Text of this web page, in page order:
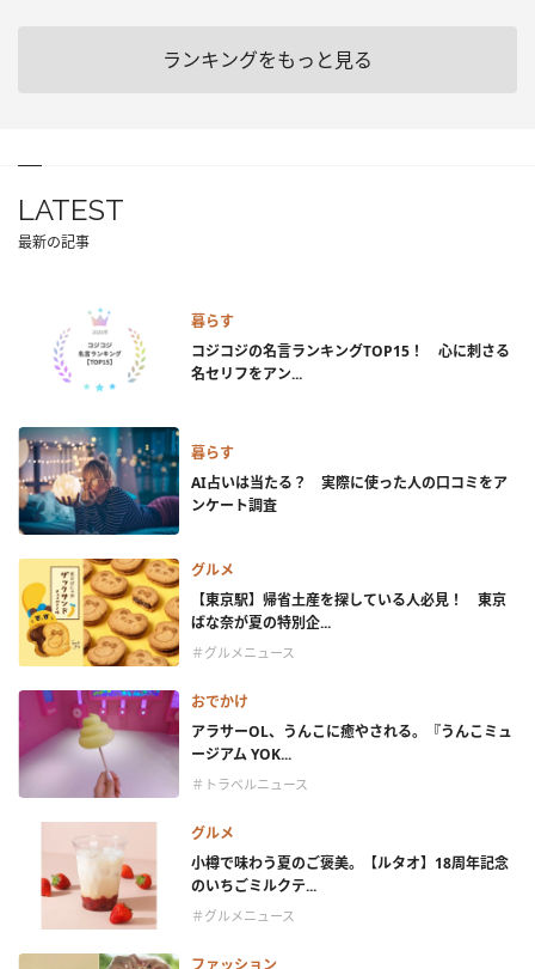
ランキングをもっと見る
LATEST
最新の記事
暮らす
コジコジの名言ランキングTOP15！ 心に刺さる
名セリフをアン...
暮らす
AI占いは当たる？ 実際に使った人の口コミをア
ンケート調査
グルメ
【東京駅】帰省土産を探している人必見！ 東京
ばな奈が夏の特別企...
＃グルメニュース
おでかけ
アラサーOL、うんこに癒やされる。『うんこミュ
ージアム YOK...
＃トラベルニュース
グルメ
小樽で味わう夏のご褒美。【ルタオ】18周年記念
のいちごミルクテ...
＃グルメニュース
ファッション